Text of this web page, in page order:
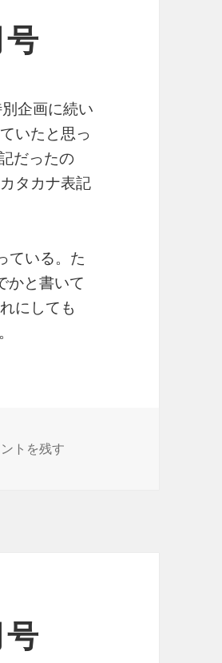
企画に続い
いたと思っ
だったの
タカナ表記
ている。た
かと書いて
にしても
Design 1994年8月号 に
トを残す